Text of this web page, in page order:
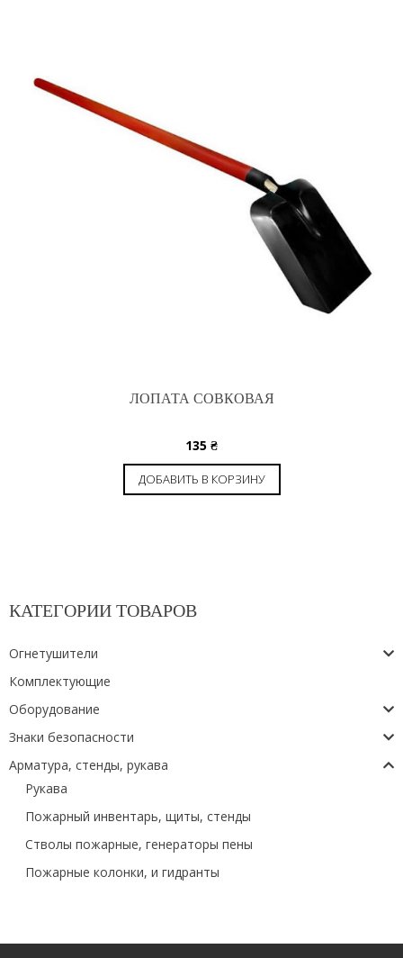
ЛОПАТА СОВКОВАЯ
135 ₴
ДОБАВИТЬ В КОРЗИНУ
КАТЕГОРИИ ТОВАРОВ
Огнетушители
Комплектующие
Оборудование
Знаки безопасности
Арматура, стенды, рукава
Рукава
Пожарный инвентарь, щиты, стенды
Стволы пожарные, генераторы пены
Пожарные колонки, и гидранты